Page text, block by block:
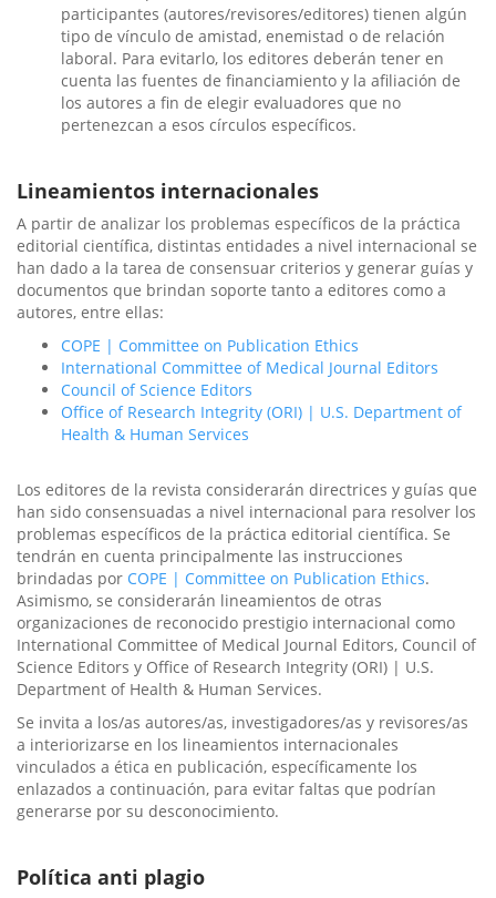
participantes (autores/revisores/editores) tienen algún
tipo de vínculo de amistad, enemistad o de relación
laboral. Para evitarlo, los editores deberán tener en
cuenta las fuentes de financiamiento y la afiliación de
los autores a fin de elegir evaluadores que no
pertenezcan a esos círculos específicos.
Lineamientos internacionales
A partir de analizar los problemas específicos de la práctica
editorial científica, distintas entidades a nivel internacional se
han dado a la tarea de consensuar criterios y generar guías y
documentos que brindan soporte tanto a editores como a
autores, entre ellas:
COPE | Committee on Publication Ethics
International Committee of Medical Journal Editors
Council of Science Editors
Office of Research Integrity (ORI) | U.S. Department of
Health & Human Services
Los editores de la revista considerarán directrices y guías que
han sido consensuadas a nivel internacional para resolver los
problemas específicos de la práctica editorial científica. Se
tendrán en cuenta principalmente las instrucciones
brindadas por COPE | Committee on Publication Ethics.
Asimismo, se considerarán lineamientos de otras
organizaciones de reconocido prestigio internacional como
International Committee of Medical Journal Editors, Council of
Science Editors y Office of Research Integrity (ORI) | U.S.
Department of Health & Human Services.
Se invita a los/as autores/as, investigadores/as y revisores/as
a interiorizarse en los lineamientos internacionales
vinculados a ética en publicación, específicamente los
enlazados a continuación, para evitar faltas que podrían
generarse por su desconocimiento.
Política anti plagio